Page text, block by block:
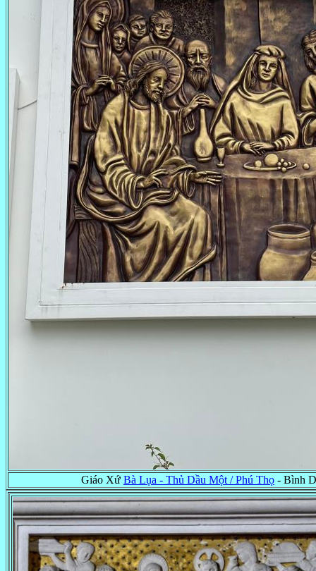
Giáo Xứ Bà Lụa - Thủ Dầu Một / Phú Thọ - Bình